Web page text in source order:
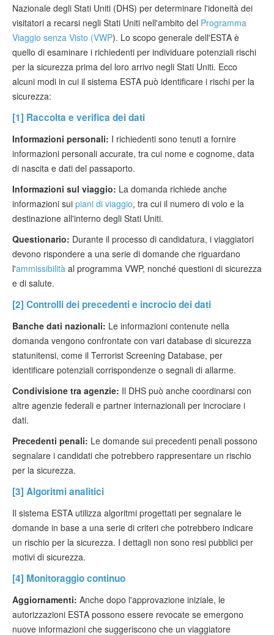
Nazionale degli Stati Uniti (DHS) per determinare l'idoneità dei
visitatori a recarsi negli Stati Uniti nell'ambito del Programma
Viaggio senza Visto (VWP). Lo scopo generale dell'ESTA è
quello di esaminare i richiedenti per individuare potenziali rischi
per la sicurezza prima del loro arrivo negli Stati Uniti. Ecco
alcuni modi in cui il sistema ESTA può identificare i rischi per la
sicurezza:
[1] Raccolta e verifica dei dati
Informazioni personali: I richiedenti sono tenuti a fornire
informazioni personali accurate, tra cui nome e cognome, data
di nascita e dati del passaporto.
Informazioni sul viaggio: La domanda richiede anche
informazioni sui piani di viaggio, tra cui il numero di volo e la
destinazione all'interno degli Stati Uniti.
Questionario: Durante il processo di candidatura, i viaggiatori
devono rispondere a una serie di domande che riguardano
l'ammissibilità al programma VWP, nonché questioni di sicurezza
e di salute.
[2] Controlli dei precedenti e incrocio dei dati
Banche dati nazionali: Le informazioni contenute nella
domanda vengono confrontate con vari database di sicurezza
statunitensi, come il Terrorist Screening Database, per
identificare potenziali corrispondenze o segnali di allarme.
Condivisione tra agenzie: Il DHS può anche coordinarsi con
altre agenzie federali e partner internazionali per incrociare i
dati.
Precedenti penali: Le domande sui precedenti penali possono
segnalare i candidati che potrebbero rappresentare un rischio
per la sicurezza.
[3] Algoritmi analitici
Il sistema ESTA utilizza algoritmi progettati per segnalare le
domande in base a una serie di criteri che potrebbero indicare
un rischio per la sicurezza. I dettagli non sono resi pubblici per
motivi di sicurezza.
[4] Monitoraggio continuo
Aggiornamenti: Anche dopo l'approvazione iniziale, le
autorizzazioni ESTA possono essere revocate se emergono
nuove informazioni che suggeriscono che un viaggiatore